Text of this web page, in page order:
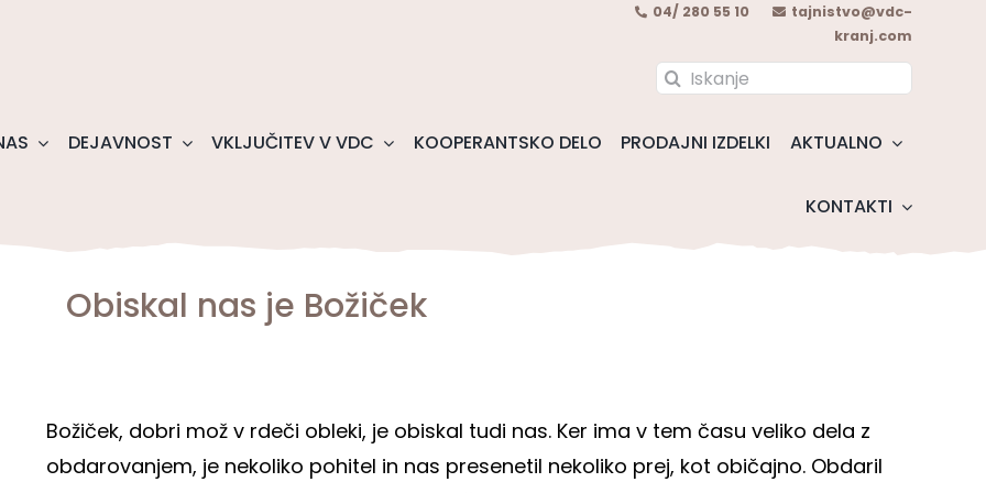
04/ 280 55 10
tajnistvo@vdc-
kranj.com
Search
DEJAVNOST VKLJUČITEV V VDC KOOPERANTSKO DELO PRODAJNI IZDELKI AKTUALNO
KONTAKTI
Obiskal nas je Božiček
Božiček, dobri mož v rdeči obleki, je obiskal tudi nas. Ker ima v tem času veliko dela z
obdarovanjem, je nekoliko pohitel in nas presenetil nekoliko prej, kot običajno. Obdaril